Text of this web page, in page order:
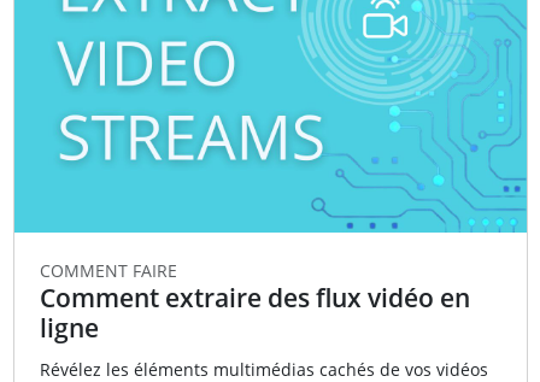
COMMENT FAIRE
Comment extraire des flux vidéo en
ligne
Révélez les éléments multimédias cachés de vos vidéos